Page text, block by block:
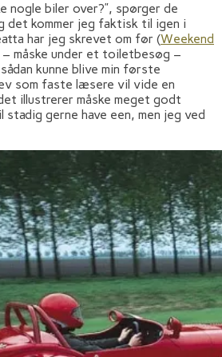
nogle biler over?”, spørger de
det kommer jeg faktisk til igen i
har jeg skrevet om før (Weekend
– måske under et toiletbesøg –
kunne blive min første
som faste læsere vil vide en
illustrerer måske meget godt
stadig gerne have een, men jeg ved